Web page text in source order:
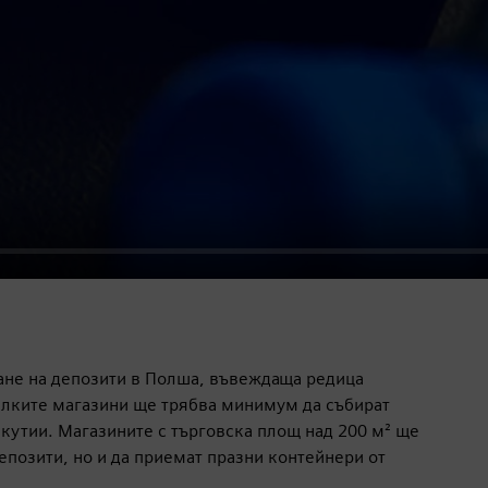
на депозити в Полша, въвеждаща редица
магазини ще трябва минимум да събират
Магазините с търговска площ над 200 м² ще
но и да приемат празни контейнери от